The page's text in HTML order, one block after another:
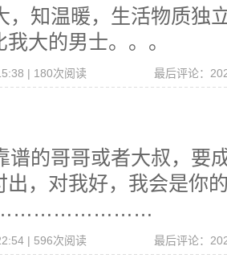
，知温暖，生活物质独
大的男士。。。
| 180次阅读 最后评论：
谱的哥哥或者大叔，要
出，对我好，我会是你
| 596次阅读 最后评论：